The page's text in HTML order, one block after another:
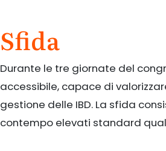
Sfida
Durante le tre giornate del
accessibile, capace di
gestione delle IBD. La sfida
contempo elevati standard